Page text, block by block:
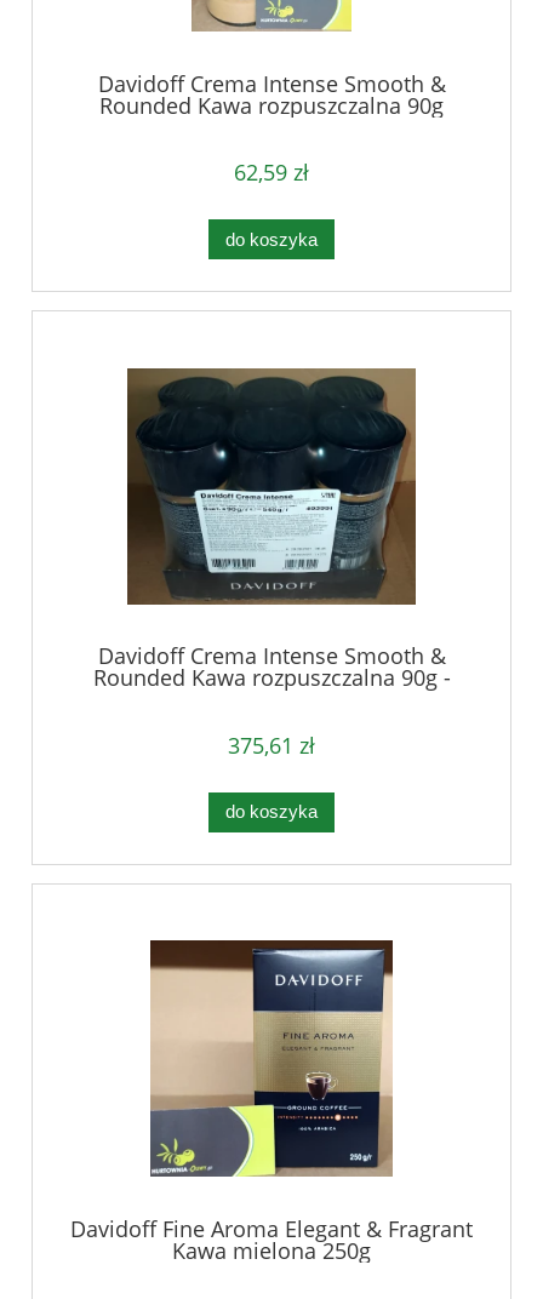
Davidoff Crema Intense Smooth &
Rounded Kawa rozpuszczalna 90g
62,59 zł
do koszyka
Davidoff Crema Intense Smooth &
Rounded Kawa rozpuszczalna 90g -
karton
375,61 zł
do koszyka
Davidoff Fine Aroma Elegant & Fragrant
Kawa mielona 250g